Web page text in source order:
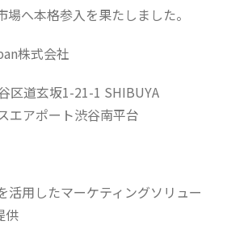
へ本格参入を果たしました。
株式会社
区道玄坂1-21-1 SHIBUYA
エアポート渋谷南平台
活用したマーケティングソリュー
供